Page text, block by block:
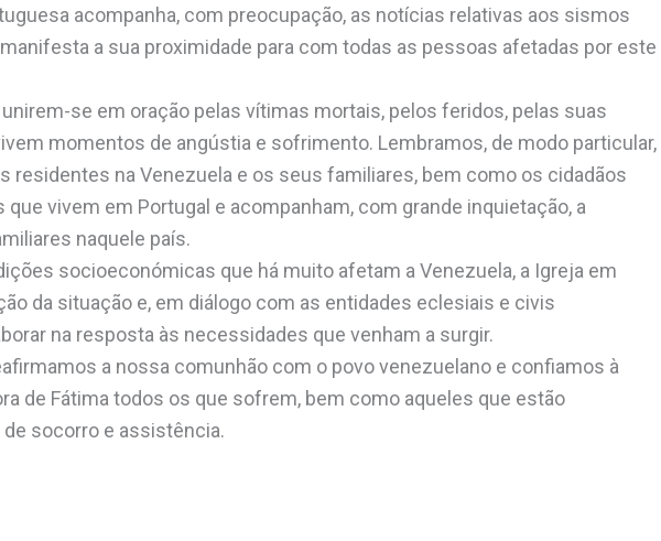
acompanha, com preocupação, as notícias relativas aos sismos
a sua proximidade para com todas as pessoas afetadas por este
se em oração pelas vítimas mortais, pelos feridos, pelas suas
momentos de angústia e sofrimento. Lembramos, de modo particular,
residentes na Venezuela e os seus familiares, bem como os cidadãos
vivem em Portugal e acompanham, com grande inquietação, a
naquele país.
socioeconómicas que há muito afetam a Venezuela, a Igreja em
da situação e, em diálogo com as entidades eclesiais e civis
na resposta às necessidades que venham a surgir.
a nossa comunhão com o povo venezuelano e confiamos à
de Fátima todos os que sofrem, bem como aqueles que estão
socorro e assistência.